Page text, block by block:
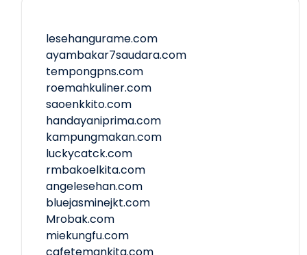
lesehangurame.com
ayambakar7saudara.com
tempongpns.com
roemahkuliner.com
saoenkkito.com
handayaniprima.com
kampungmakan.com
luckycatck.com
rmbakoelkita.com
angelesehan.com
bluejasminejkt.com
Mrobak.com
miekungfu.com
cafetemankita.com